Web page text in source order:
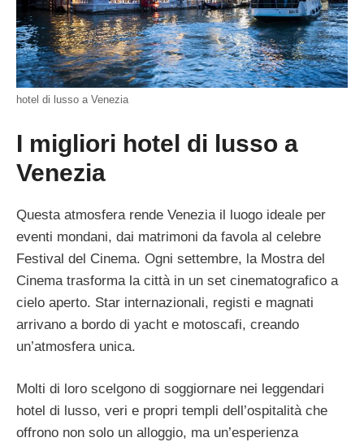
hotel di lusso a Venezia
I migliori hotel di lusso a
Venezia
Questa atmosfera rende Venezia il luogo ideale per
eventi mondani, dai matrimoni da favola al celebre
Festival del Cinema. Ogni settembre, la Mostra del
Cinema trasforma la città in un set cinematografico a
cielo aperto. Star internazionali, registi e magnati
arrivano a bordo di yacht e motoscafi, creando
un’atmosfera unica.
Molti di loro scelgono di soggiornare nei leggendari
hotel di lusso, veri e propri templi dell’ospitalità che
offrono non solo un alloggio, ma un’esperienza